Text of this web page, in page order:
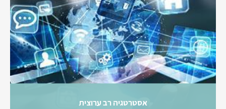
אסטרטגיה רב ערוצית